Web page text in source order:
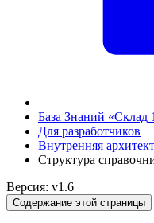
База Знаний «Склад
Для разработчиков
Внутренняя
Структура
Версия: v1.6
Содержание этой страницы